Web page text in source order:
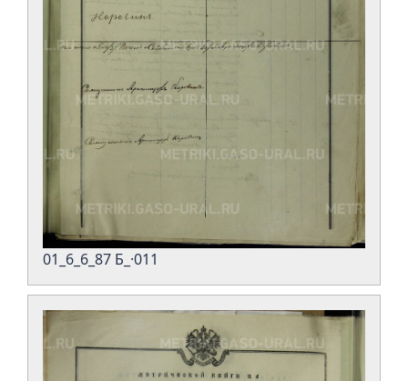
01_6_6_87 Б_·011